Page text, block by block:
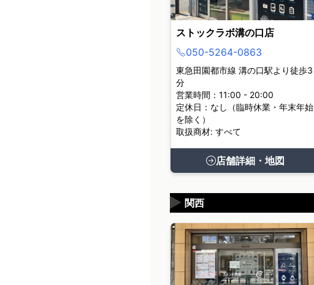
ストックラボ溝の口店
050-5264-0863
東急田園都市線 溝の口駅より徒歩3
分
営業時間：11:00 - 20:00
定休日：なし（臨時休業・年末年始
を除く）
取扱商材: すべて
店舗詳細・地図
関西
▶